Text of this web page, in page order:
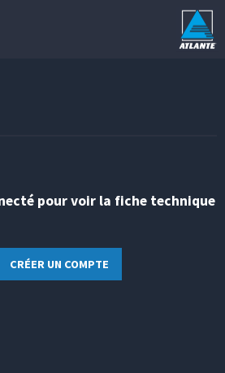
pour voir la fiche technique
CRÉER UN COMPTE